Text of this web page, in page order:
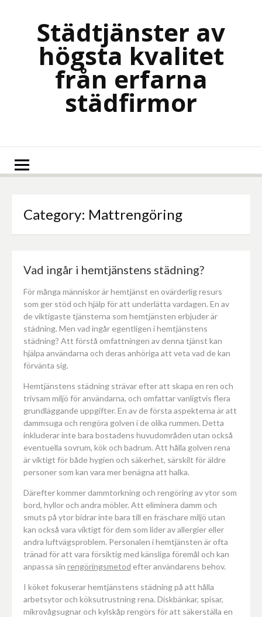
Städtjänster av
högsta kvalitet
från erfarna
städfirmor
Category: Mattrengöring
Vad ingår i hemtjänstens städning?
För många människor är hemtjänst en ovärderlig resurs
som ger stöd och hjälp för att underlätta vardagen. En av
de viktigaste tjänsterna som hemtjänsten erbjuder är
städning. Men vad ingår egentligen i hemtjänstens
städning? Att förstå omfattningen av denna tjänst kan
hjälpa användarna och deras anhöriga att veta vad de kan
förvänta sig.
Hemtjänstens städning strävar efter att skapa en ren och
trivsam miljö för användarna, och omfattar vanligtvis flera
grundläggande uppgifter. En av de första aspekterna är att
dammsuga och rengöra golven i de olika rummen. Detta
inkluderar inte bara bostadens huvudområden utan också
eventuella sovrum, kök och badrum. Att hålla golven rena
är viktigt för både hygien och säkerhet, särskilt för äldre
personer som kan vara mer benägna att halka.
Därefter kommer dammtorkning och rengöring av ytor som
bord, hyllor och andra möbler. Att eliminera damm och
smuts på ytor bidrar inte bara till en fräschare miljö utan
kan också vara viktigt för dem som lider av allergier eller
andra luftvägsproblem. Personalen i hemtjänsten är ofta
tränad för att vara försiktig med känsliga föremål och kan
anpassa sin rengöringsmetod efter användarens behov.
I köket fokuserar hemtjänstens städning på att hålla
arbetsytor och köksutrustning rena. Diskbänkar, spisar,
mikrovågsugnar och kylskåp rengörs för att säkerställa en